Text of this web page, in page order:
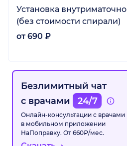
Установка
(без стоимости спирали)
от 690 ₽
Безлимитный чат
с врачами
24/7
Онлайн-консультации с врачами
в мобильном приложении
НаПоправку. От 660₽/мес.